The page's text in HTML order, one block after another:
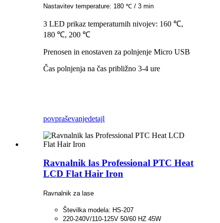
Nastavitev temperature: 180 ℃ / 3 min
3 LED prikaz temperaturnih nivojev: 160 ℃,
180 ℃, 200 ℃
Prenosen in enostaven za polnjenje Micro USB
Čas polnjenja na čas približno 3-4 ure
povpraševanjedetajl
Ravnalnik las Professional PTC Heat
LCD Flat Hair Iron
Ravnalnik za lase
Številka modela: HS-207
220-240V/110-125V 50/60 HZ 45W